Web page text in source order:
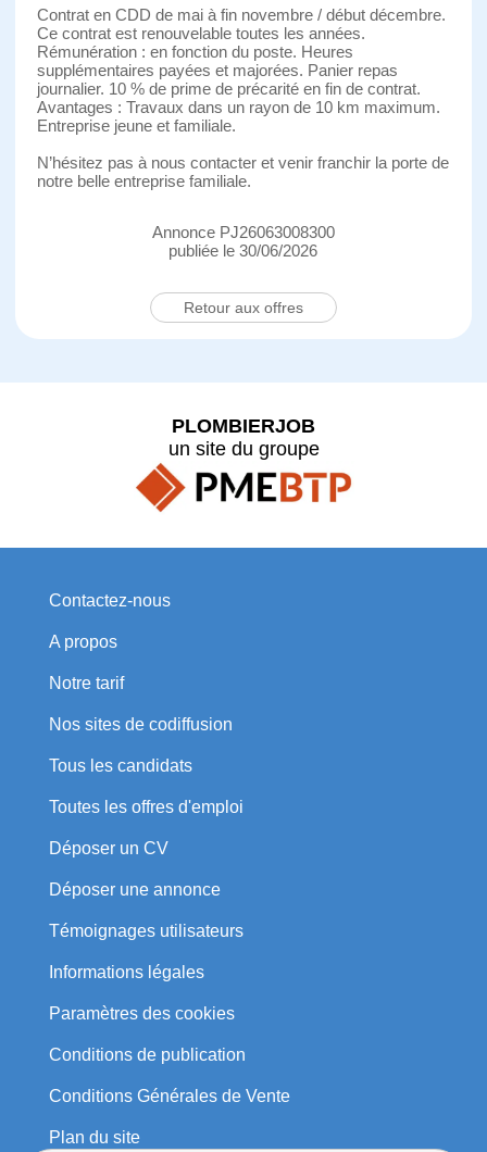
Contrat en CDD de mai à fin novembre / début décembre.
Ce contrat est renouvelable toutes les années.
Rémunération : en fonction du poste. Heures
supplémentaires payées et majorées. Panier repas
journalier. 10 % de prime de précarité en fin de contrat.
Avantages : Travaux dans un rayon de 10 km maximum.
Entreprise jeune et familiale.
N’hésitez pas à nous contacter et venir franchir la porte de
notre belle entreprise familiale.
Annonce PJ26063008300
publiée le 30/06/2026
Retour aux offres
PLOMBIERJOB
un site du groupe
Contactez-nous
A propos
Notre tarif
Nos sites de codiffusion
Tous les candidats
Toutes les offres d'emploi
Déposer un CV
Déposer une annonce
Témoignages utilisateurs
Informations légales
Paramètres des cookies
Conditions de publication
Conditions Générales de Vente
Plan du site